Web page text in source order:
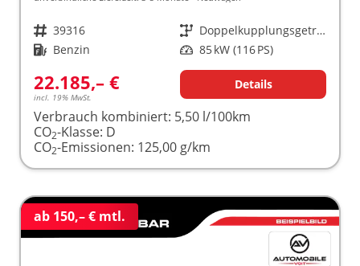
Fahrzeugnr. 39316 Getriebe
Doppelkupplungsgetriebe (DSG)
Kraftstoff Benzin Leistung 85 kW (116 PS)
22.185,– €
incl. 19% MwSt.
Details
Verbrauch kombiniert: 5,50 l/100km
CO2-Klasse: D
CO2-Emissionen: 125,00 g/km
ab 150,– € mtl.